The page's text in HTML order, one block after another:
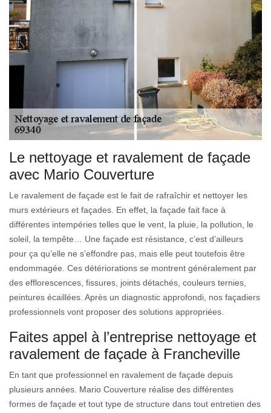
Le nettoyage et ravalement de façade
avec Mario Couverture
Le ravalement de façade est le fait de rafraîchir et nettoyer les
murs extérieurs et façades. En effet, la façade fait face à
différentes intempéries telles que le vent, la pluie, la pollution, le
soleil, la tempête… Une façade est résistance, c’est d’ailleurs
pour ça qu’elle ne s’effondre pas, mais elle peut toutefois être
endommagée. Ces détériorations se montrent généralement par
des efflorescences, fissures, joints détachés, couleurs ternies,
peintures écaillées. Après un diagnostic approfondi, nos façadiers
professionnels vont proposer des solutions appropriées.
Faites appel à l’entreprise nettoyage et
ravalement de façade à Francheville
En tant que professionnel en ravalement de façade depuis
plusieurs années. Mario Couverture réalise des différentes
formes de façade et tout type de structure dans tout entretien des